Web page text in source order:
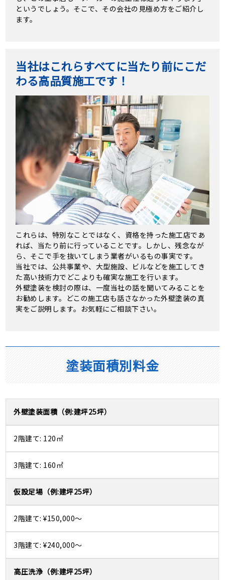
というでしょう。そこで、その会社の見極め方をご紹介し
ます。
当社はこれらすべてに当たり前にこだ
わる高品質施工です！
これらは、特別なことではなく、資格を持った施工店であ
れば、当たり前に行っていることです。しかし、残念なが
ら、そこで手を抜いてしまう業者がいるもの事実です。
当社では、公共事業や、大型施設、ビルなどを施工してき
た高い技術力でどこよりも確実な施工を行います。
外壁塗装を検討の際は、一度当社の話を聞いてみることを
お勧めします。どこの施工店も話さなかった外壁塗装の真
実をご説明します。お気軽にご相談下さい。
塗装面積別料金
外壁塗装面積
120㎡
160㎡
仮設足場
¥150,000～
¥240,000～
高圧洗浄